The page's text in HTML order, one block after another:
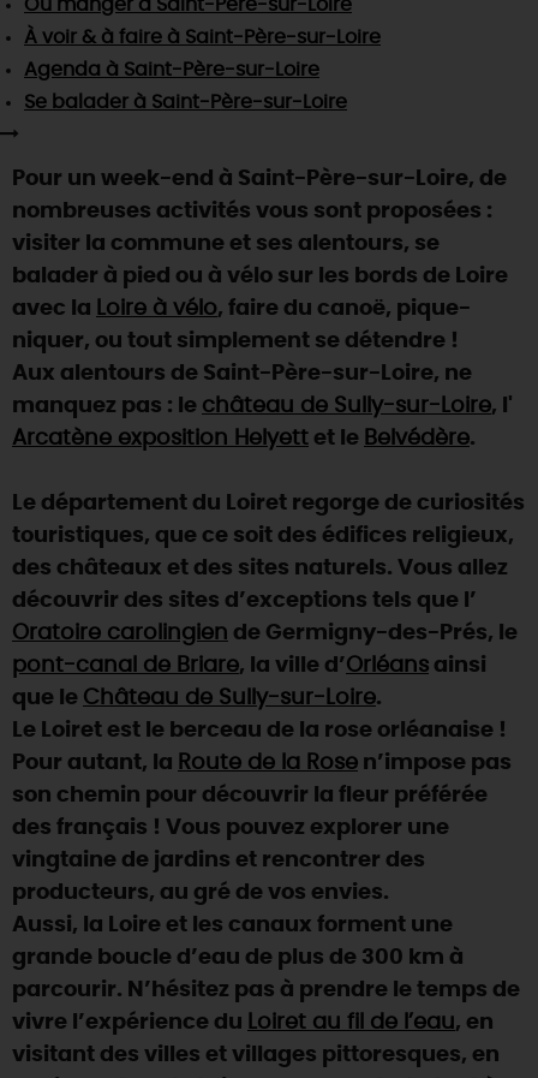
TOUTES LES ACTIVITÉS
Visitesgourmandesetcréatives
Vins etvignobles
Chic,une aire de pique-nique
Par ici lesguinguettes
La Route des Métiers d'Art
TOUT L'ART DE VIVRE
Des vacances auprès des animaux 🐎
(re)Découvrir les coulisses de la Faïencerie de
Gien !
Une saison de festivals 🎉
Rendez-vous de la nature en 2026
Des sorties en famille dans le Loiret !
Programme des animations "Loiret au fil de l'eau"
2026
Où sortir ?
AUJOURD'HUI
DEMAIN
CE WEEK-END
CETTE SEMAINE
TOUT L'AGENDA
SE REPÉRER,SE DÉPLACER
INFOS &SERVICES
Où manger à Saint-Père-sur-Loire
À voir & à faire à Saint-Père-sur-Loire
Agenda à Saint-Père-sur-Loire
Se balader à Saint-Père-sur-Loire
Pour un week-end à Saint-Père-sur-Loire, de
nombreuses activités vous sont proposées :
visiter la commune et ses alentours, se
balader à pied ou à vélo sur les bords de Loire
avec la Loire à vélo, faire du canoë, pique-
niquer, ou tout simplement se détendre !
Aux alentours de Saint-Père-sur-Loire, ne
manquez pas : le château de Sully-sur-Loire, l'
Arcatène exposition Helyett et le Belvédère.
Le département du Loiret regorge de curiosités
touristiques, que ce soit des édifices religieux,
des châteaux et des sites naturels. Vous allez
découvrir des sites d’exceptions tels que l’
Oratoire carolingien de Germigny-des-Prés, le
pont-canal de Briare, la ville d’Orléans ainsi
que le Château de Sully-sur-Loire.
Le Loiret est le berceau de la rose orléanaise !
Pour autant, la Route de la Rose n’impose pas
son chemin pour découvrir la fleur préférée
des français ! Vous pouvez explorer une
vingtaine de jardins et rencontrer des
producteurs, au gré de vos envies.
Aussi, la Loire et les canaux forment une
grande boucle d’eau de plus de 300 km à
parcourir. N’hésitez pas à prendre le temps de
vivre l’expérience du Loiret au fil de l’eau, en
visitant des villes et villages pittoresques, en